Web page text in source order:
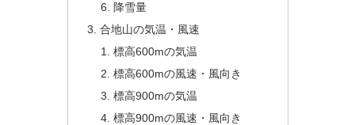
降雪量
合地山の気温・風速
標高600mの気温
標高600mの風速・風向き
標高900mの気温
標高900mの風速・風向き